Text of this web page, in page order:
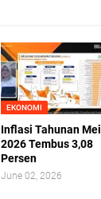
EKONOMI
Inflasi Tahunan Mei
2026 Tembus 3,08
Persen
June 02, 2026